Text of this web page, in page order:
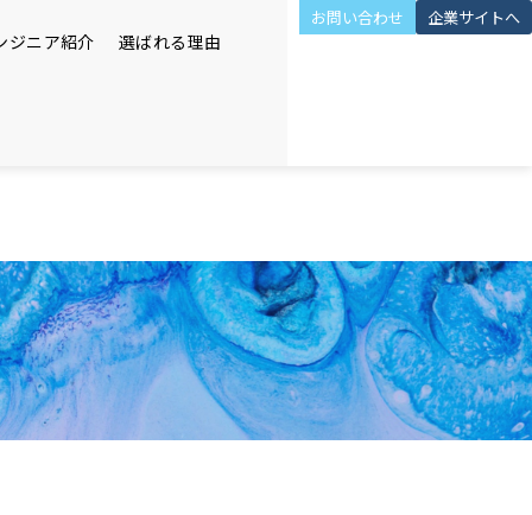
ジニア紹介 選ばれる理由
お問い合わせ 企業サイトへ